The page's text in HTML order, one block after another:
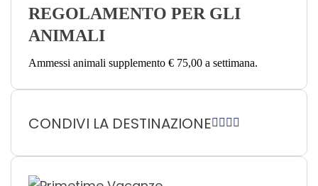
REGOLAMENTO PER GLI
ANIMALI
Ammessi animali supplemento € 75,00 a settimana.
CONDIVI LA DESTINAZIONE